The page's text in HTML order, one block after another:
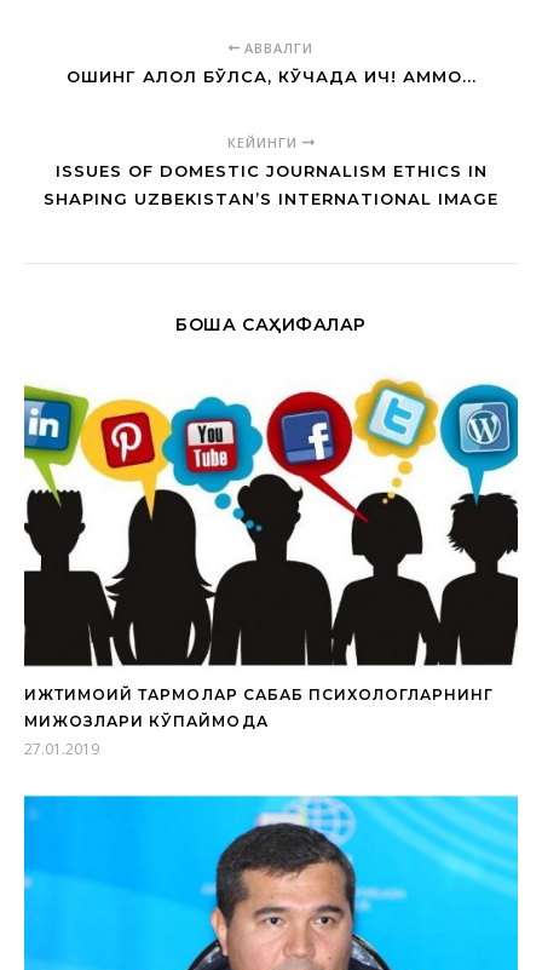
АВВАЛГИ
ОШИНГ ҲАЛОЛ БЎЛСА, КЎЧАДА ИЧ! АММО...
КЕЙИНГИ
ISSUES OF DOMESTIC JOURNALISM ETHICS IN
SHAPING UZBEKISTAN’S INTERNATIONAL IMAGE
БОШҚА САҲИФАЛАР
ИЖТИМОИЙ ТАРМОҚЛАР САБАБ ПСИХОЛОГЛАРНИНГ
МИЖОЗЛАРИ КЎПАЙМОҚДА
27.01.2019